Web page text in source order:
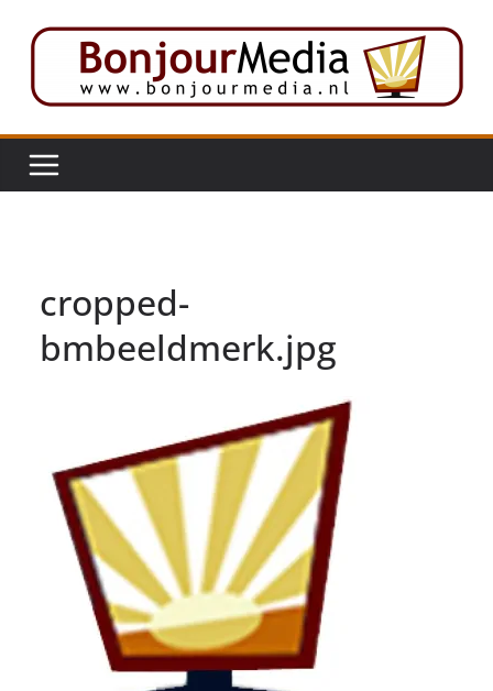
naar
inhoud
cropped-
bmbeeldmerk.jpg